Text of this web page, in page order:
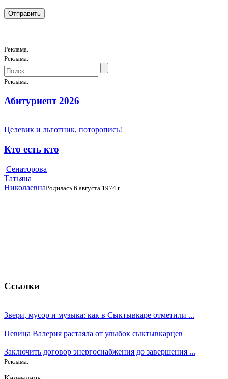
Реклама.
Реклама.
Реклама.
Абитуриент 2026
Целевик и льготник, поторопись!
Кто есть кто
Сенаторова
Татьяна
НиколаевнаРодилась 6 августа 1974 г.
Ссылки
Звери, мусор и музыка: как в Сыктывкаре отметили ...
Певица Валерия растаяла от улыбок сыктывкарцев
Заключить договор энергоснабжения до завершения ...
Реклама.